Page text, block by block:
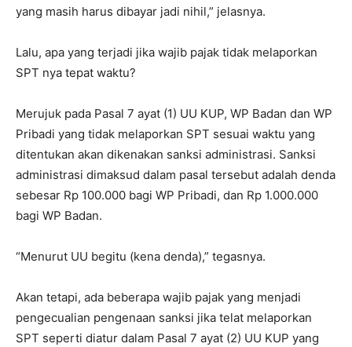
yang masih harus dibayar jadi nihil,” jelasnya.
Lalu, apa yang terjadi jika wajib pajak tidak melaporkan
SPT nya tepat waktu?
Merujuk pada Pasal 7 ayat (1) UU KUP, WP Badan dan WP
Pribadi yang tidak melaporkan SPT sesuai waktu yang
ditentukan akan dikenakan sanksi administrasi. Sanksi
administrasi dimaksud dalam pasal tersebut adalah denda
sebesar Rp 100.000 bagi WP Pribadi, dan Rp 1.000.000
bagi WP Badan.
“Menurut UU begitu (kena denda),” tegasnya.
Akan tetapi, ada beberapa wajib pajak yang menjadi
pengecualian pengenaan sanksi jika telat melaporkan
SPT seperti diatur dalam Pasal 7 ayat (2) UU KUP yang